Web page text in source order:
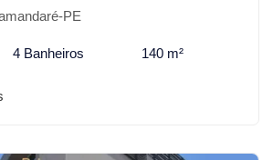
PE
4 Banheiros 140 m²